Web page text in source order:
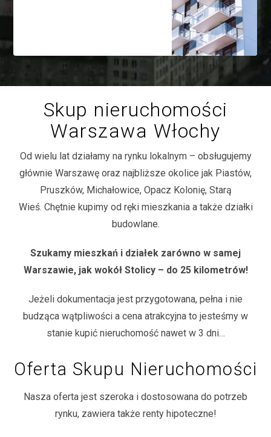
Skup nieruchomości
Warszawa Włochy
Od wielu lat działamy na rynku lokalnym – obsługujemy
głównie Warszawę oraz najbliższe okolice jak Piastów,
Pruszków, Michałowice, Opacz Kolonię, Starą
Wieś. Chętnie kupimy od ręki mieszkania a także działki
budowlane.
Szukamy mieszkań i działek zarówno w samej
Warszawie, jak wokół Stolicy – do 25 kilometrów!
Jeżeli dokumentacja jest przygotowana, pełna i nie
budząca wątpliwości a cena atrakcyjna to jesteśmy w
stanie kupić nieruchomość nawet w 3 dni…
Oferta Skupu Nieruchomości
Nasza oferta jest szeroka i dostosowana do potrzeb
rynku, zawiera także renty hipoteczne!